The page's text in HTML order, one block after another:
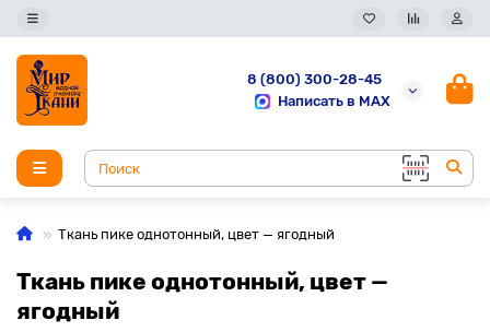
8 (800) 300-28-45
Написать в MAX
Ткань пике однотонный, цвет — ягодный
Ткань пике однотонный, цвет —
ягодный